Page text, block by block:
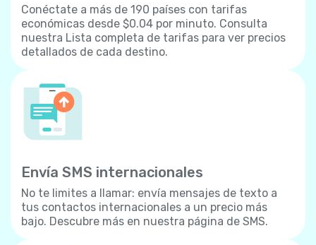
Conéctate a más de 190 países con tarifas
económicas desde $0.04 por minuto. Consulta
nuestra Lista completa de tarifas para ver precios
detallados de cada destino.
Envía SMS internacionales
No te limites a llamar: envía mensajes de texto a
tus contactos internacionales a un precio más
bajo. Descubre más en nuestra página de SMS.